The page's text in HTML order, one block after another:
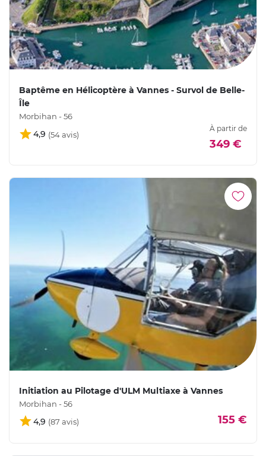
Baptême en Hélicoptère à Vannes - Survol de Belle-
Île
Morbihan - 56
4,9
À partir de
349 €
Initiation au Pilotage d'ULM Multiaxe à Vannes
Morbihan - 56
4,9 155 €